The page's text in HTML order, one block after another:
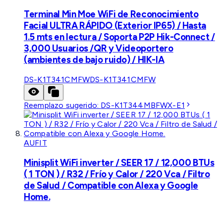
Terminal Min Moe WiFi de Reconocimiento
Facial ULTRA RÁPIDO (Exterior IP65) / Hasta
1.5 mts en lectura / Soporta P2P Hik-Connect /
3,000 Usuarios /QR y Videoportero
(ambientes de bajo ruido) / HIK-IA
DS-K1T341CMFWDS-K1T341CMFW
Reemplazo sugerido: DS-K1T344MBFWX-E1
AUFIT
Minisplit WiFi inverter / SEER 17 / 12,000 BTUs
( 1 TON ) / R32 / Frío y Calor / 220 Vca / Filtro
de Salud / Compatible con Alexa y Google
Home.